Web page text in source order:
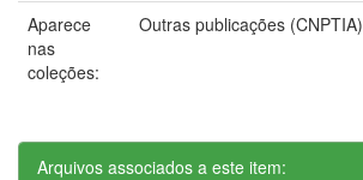
Aparece
nas
coleções:
Outras publicações (CNPTIA)
Arquivos associados a este item: